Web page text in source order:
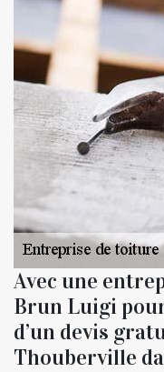
Avec une
Brun Luigi
d’un devis
Thouberville